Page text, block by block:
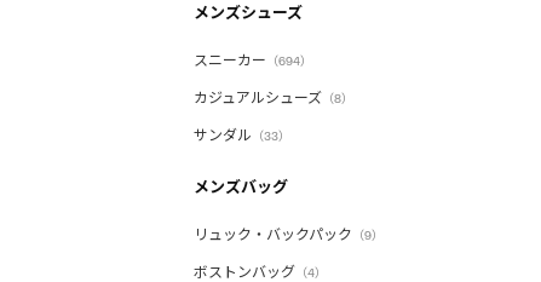
メンズシューズ
スニーカー （694）
カジュアルシューズ （8）
サンダル （33）
メンズバッグ
リュック・バックパック （9）
ボストンバッグ （4）